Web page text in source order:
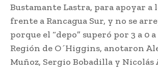
Bustamante Lastra, para apoyar a
frente a Rancagua Sur, y no se
porque el “depo” superó por 3 a 0
Región de O´Higgins, anotaron
Muñoz, Sergio Bobadilla y Nicolás